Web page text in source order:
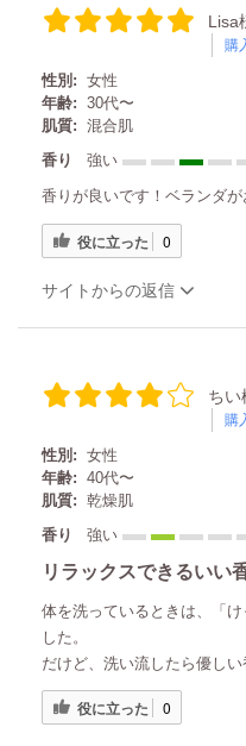
Lisa
購
性別: 女性
年齢: 30代〜
肌質: 混合肌
香り
強い
香りが良いです！ベランダが
役に立った 0
サイトからの返信
ちい
購
性別: 女性
年齢: 40代〜
肌質: 乾燥肌
香り
強い
リラックスできるいい
体を洗っているときは、「
した。
だけど、洗い流したら優し
役に立った 0